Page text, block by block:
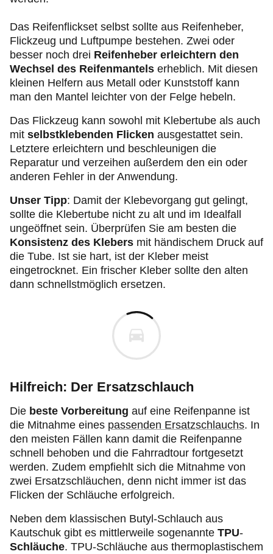
Das Reifenflickset selbst sollte aus Reifenheber,
Flickzeug und Luftpumpe bestehen. Zwei oder
besser noch drei Reifenheber erleichtern den
Wechsel des Reifenmantels erheblich. Mit diesen
kleinen Helfern aus Metall oder Kunststoff kann
man den Mantel leichter von der Felge hebeln.
Das Flickzeug kann sowohl mit Klebertube als auch
mit selbstklebenden Flicken ausgestattet sein.
Letztere erleichtern und beschleunigen die
Reparatur und verzeihen außerdem den ein oder
anderen Fehler in der Anwendung.
Unser Tipp: Damit der Klebevorgang gut gelingt,
sollte die Klebertube nicht zu alt und im Idealfall
ungeöffnet sein. Überprüfen Sie am besten die
Konsistenz des Klebers mit händischem Druck auf
die Tube. Ist sie hart, ist der Kleber meist
eingetrocknet. Ein frischer Kleber sollte den alten
dann schnellstmöglich ersetzen.
Hilfreich: Der Ersatzschlauch
Die beste Vorbereitung auf eine Reifenpanne ist
die Mitnahme eines passenden Ersatzschlauchs. In
den meisten Fällen kann damit die Reifenpanne
schnell behoben und die Fahrradtour fortgesetzt
werden. Zudem empfiehlt sich die Mitnahme von
zwei Ersatzschläuchen, denn nicht immer ist das
Flicken der Schläuche erfolgreich.
Neben dem klassischen Butyl-Schlauch aus
Kautschuk gibt es mittlerweile sogenannte TPU-
Schläuche. TPU-Schläuche aus thermoplastischem